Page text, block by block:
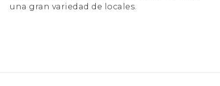
una gran variedad de locales.